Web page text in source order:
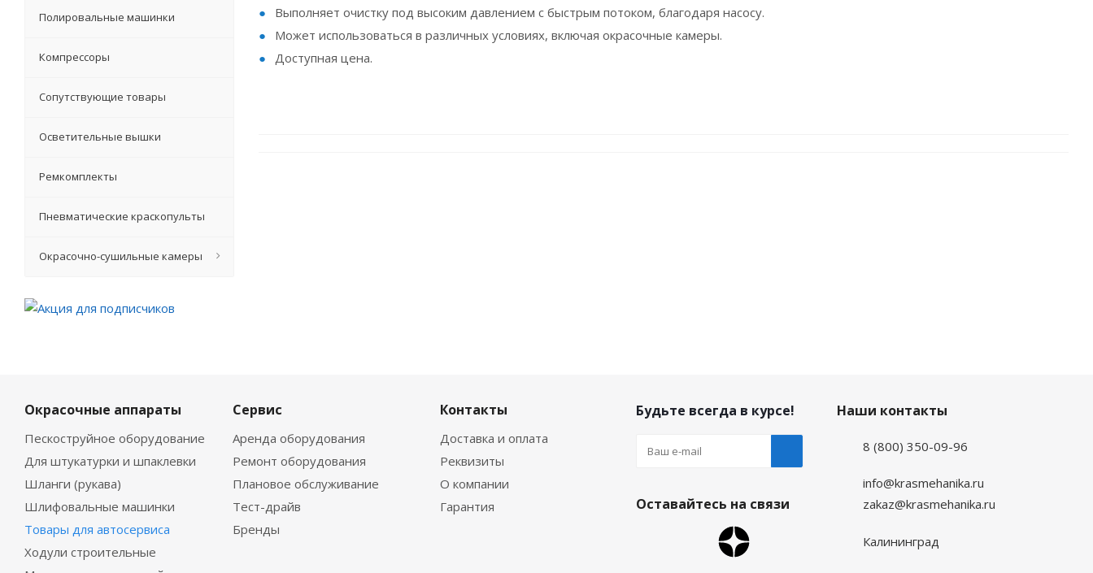
Выполняет очистку под высоким давлением с быстрым потоком, благодаря насосу.
Может использоваться в различных условиях, включая окрасочные камеры.
Доступная цена.
Полировальные машинки
Компрессоры
Сопутствующие товары
Осветительные вышки
Ремкомплекты
Пневматические краскопульты
Окрасочно-сушильные камеры
Окрасочные аппараты
Пескоструйное оборудование
Для штукатурки и шпаклевки
Шланги (рукава)
Шлифовальные машинки
Товары для автосервиса
Ходули строительные
Сервис
Аренда оборудования
Ремонт оборудования
Плановое обслуживание
Тест-драйв
Бренды
Контакты
Доставка и оплата
Реквизиты
О компании
Гарантия
Будьте всегда в курсе!
Оставайтесь на связи
Наши контакты
8 (800) 350-09-96
info@krasmehanika.ru
zakaz@krasmehanika.ru
Калининград